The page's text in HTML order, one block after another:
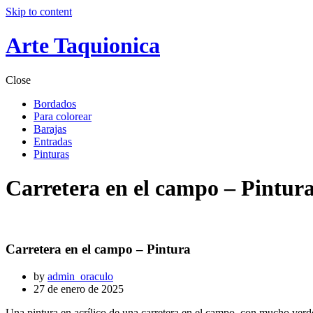
Skip to content
Arte Taquionica
Close
Bordados
Para colorear
Barajas
Entradas
Pinturas
Carretera en el campo –
Carretera en el campo – Pintura
by admin_oraculo
27 de enero de 2025